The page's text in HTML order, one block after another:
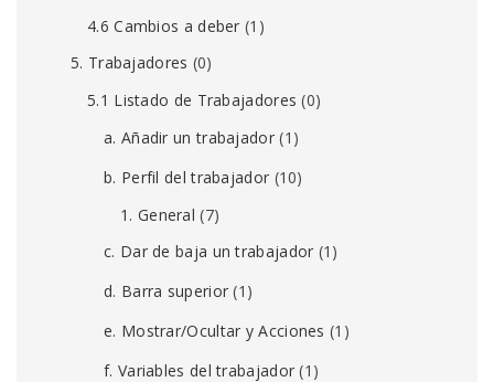
4.6 Cambios a deber (1)
5. Trabajadores (0)
5.1 Listado de Trabajadores (0)
a. Añadir un trabajador(1)
b. Perfil del trabajador (10)
1. General (7)
c. Dar de baja un trabajador (1)
d. Barra superior (1)
e. Mostrar/Ocultar y Acciones (1)
f. Variables del trabajador (1)